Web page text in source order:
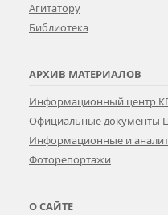
Агитатору
Библиотека
АРХИВ МАТЕРИАЛОВ
Информационный центр
Официальные документы
Информационные и
Фоторепортажи
О САЙТЕ